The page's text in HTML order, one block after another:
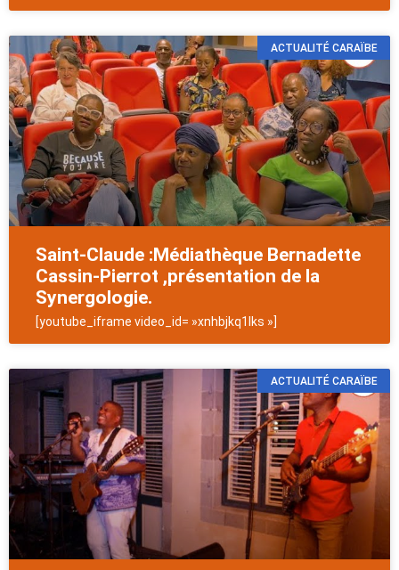
ACTUALITÉ CARAÏBE
Saint-Claude :Médiathèque Bernadette
Cassin-Pierrot ,présentation de la
Synergologie.
[youtube_iframe video_id= »xnhbjkq1lks »]
ACTUALITÉ CARAÏBE